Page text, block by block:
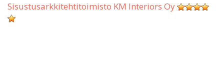
Sisustusarkkitehtitoimisto KM Interiors Oy